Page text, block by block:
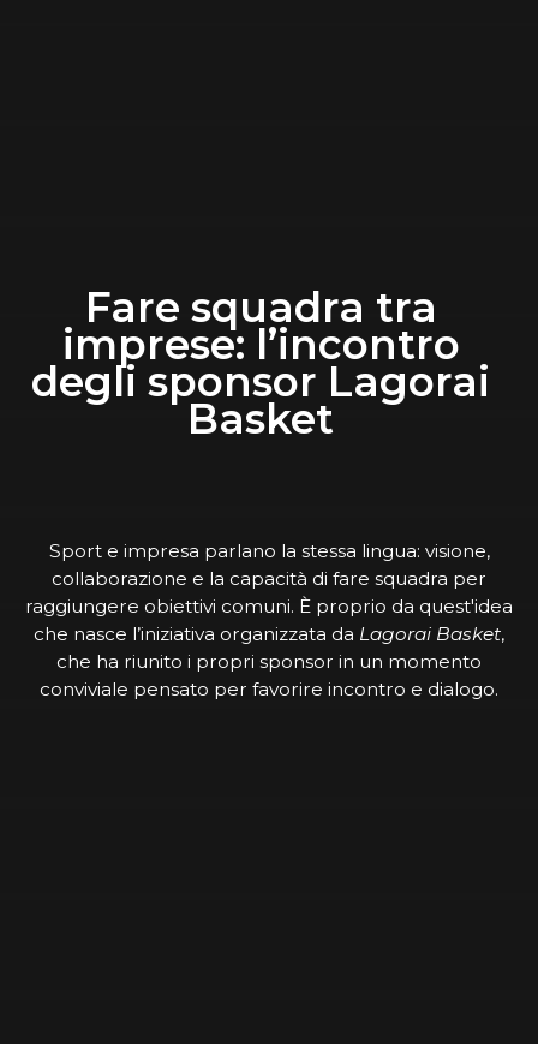
Fare squadra tra
imprese: l’incontro
degli sponsor Lagorai
Basket
Sport e impresa parlano la stessa lingua: visione,
collaborazione e la capacità di fare squadra per
raggiungere obiettivi comuni. È proprio da quest'idea
che nasce l’iniziativa organizzata da Lagorai Basket,
che ha riunito i propri sponsor in un momento
conviviale pensato per favorire incontro e dialogo.